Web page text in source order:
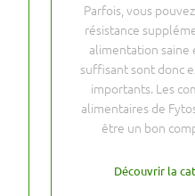
Parfois, vous
résistance
alimentation saine
suffisant sont donc
importants. Les
alimentaires de
être un bon
Découvrir la